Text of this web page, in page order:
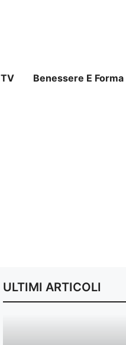
TV Benessere E Forma
ULTIMI ARTICOLI